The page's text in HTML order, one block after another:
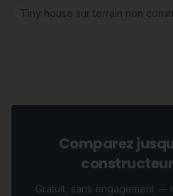
Tiny house sur terrain non
Comparez
Gratuit, sans engagement —